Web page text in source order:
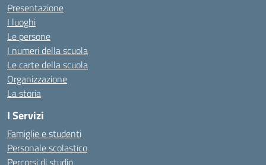
Presentazione
I luoghi
Le persone
I numeri della scuola
Le carte della scuola
Organizzazione
La storia
I Servizi
Famiglie e studenti
Personale scolastico
Percorsi di studio